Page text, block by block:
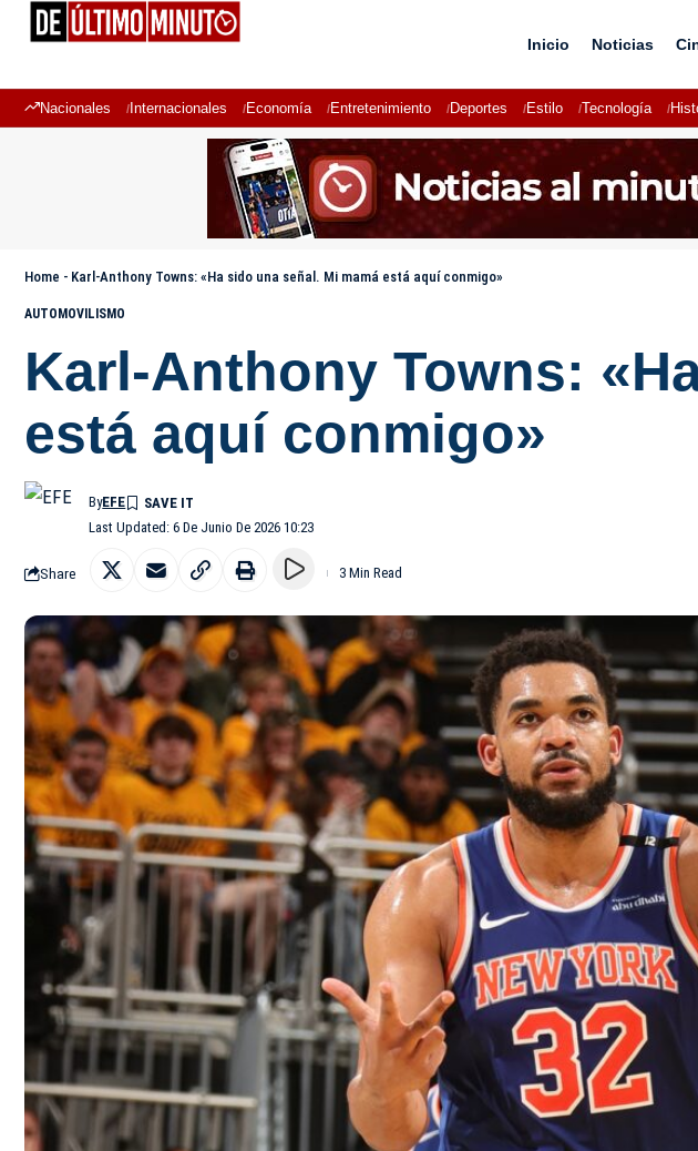
Inicio Noticias
Nacionales Internacionales Economía Entretenimiento Deportes Estilo Tecnología
Home - Karl-Anthony Towns: «Ha sido una señal. Mi mamá está aquí conmigo»
AUTOMOVILISMO
Karl-Anthony Towns:
está aquí conmigo»
Last Updated: 6 De Junio De 2026 10:23
ByEFE
Share 3 Min Read